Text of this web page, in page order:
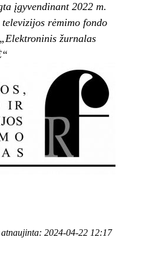
įgyvendinant 2022 m.
rėmimo fondo
žurnalas
2024-04-22 12:17